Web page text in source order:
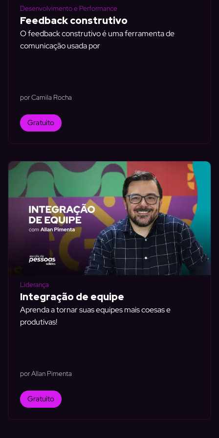
Desenvolvimento e Performance
Feedback construtivo
O feedback construtivo é uma ferramenta de
comunicação usada por
por Camila Rocha
Gratuito
Liderança
Integração de equipe
Aprenda a tornar suas equipes mais coesas e
produtivas!
por Allan Pimenta
Gratuito